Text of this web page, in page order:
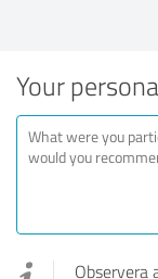
Your
Observera